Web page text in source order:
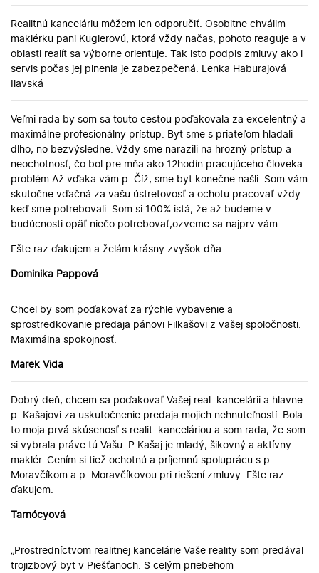
Realitnú kanceláriu môžem len odporučiť. Osobitne chválim
maklérku pani Kuglerovú, ktorá vždy načas, pohoto reaguje a v
oblasti realít sa výborne orientuje. Tak isto podpis zmluvy ako i
servis počas jej plnenia je zabezpečená. Lenka Haburajová
Ilavská
Veľmi rada by som sa touto cestou poďakovala za excelentný a
maximálne profesionálny prístup. Byt sme s priateľom hladali
dlho, no bezvýsledne. Vždy sme narazili na hrozný prístup a
neochotnosť, čo bol pre mňa ako 12hodín pracujúceho človeka
problém.Až vďaka vám p. Číž, sme byt konečne našli. Som vám
skutočne vďačná za vašu ústretovosť a ochotu pracovať vždy
keď sme potrebovali. Som si 100% istá, že až budeme v
budúcnosti opäť niečo potrebovať,ozveme sa najprv vám.
Ešte raz ďakujem a želám krásny zvyšok dňa
Dominika Pappová
Chcel by som poďakovať za rýchle vybavenie a
sprostredkovanie predaja pánovi Filkašovi z vašej spoločnosti.
Maximálna spokojnosť.
Marek Vida
Dobrý deň, chcem sa poďakovať Vašej real. kancelárii a hlavne
p. Kašajovi za uskutočnenie predaja mojich nehnuteľností. Bola
to moja prvá skúsenosť s realit. kanceláriou a som rada, že som
si vybrala práve tú Vašu. P.Kašaj je mladý, šikovný a aktívny
maklér. Cením si tiež ochotnú a príjemnú spoluprácu s p.
Moravčíkom a p. Moravčíkovou pri riešení zmluvy. Ešte raz
ďakujem.
Tarnócyová
„Prostredníctvom realitnej kancelárie Vaše reality som predával
trojizbový byt v Piešťanoch. S celým priebehom